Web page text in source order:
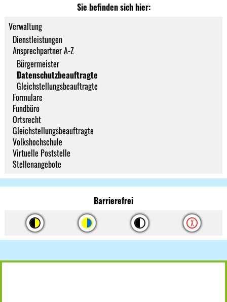
Sie befinden sich hier:
Verwaltung
Dienstleistungen
Ansprechpartner A-Z
Bürgermeister
Datenschutzbeauftragte
Gleichstellungsbeauftragte
Formulare
Fundbüro
Ortsrecht
Gleichstellungsbeauftragte
Volkshochschule
Virtuelle Poststelle
Stellenangebote
Barrierefrei